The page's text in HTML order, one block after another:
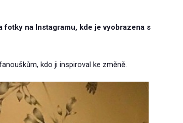
na Instagramu, kde je vyobrazena s
kdo ji inspiroval ke změně.